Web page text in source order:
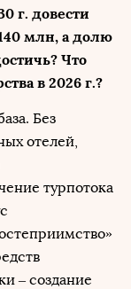
г. довести
млн, а долю
Что
в 2026 г.?
Без
отелей,
турпотока
– создание